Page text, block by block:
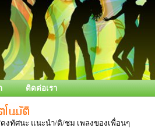
ติดต่อเรา
งทัศนะ แนะนำ/ติ/ชม เพลงของเพื่อนๆ